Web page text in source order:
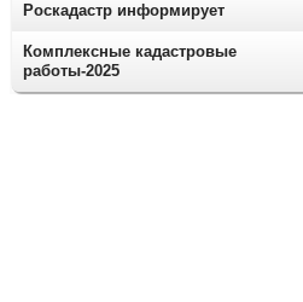
Роскадастр информирует
Комплексные кадастровые
работы-2025